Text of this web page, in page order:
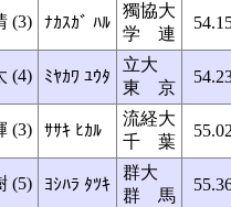
(3) ﾅｶｽｶﾞ ﾊﾙ
獨協大
学 連
(4) ﾐﾔｶﾜ ﾕｳﾀ
立大
東 京
(3) ｻｻｷ ﾋｶﾙ
流経大
千 葉
(5) ﾖｼﾊﾗ ﾀﾂｷ
群大
群 馬